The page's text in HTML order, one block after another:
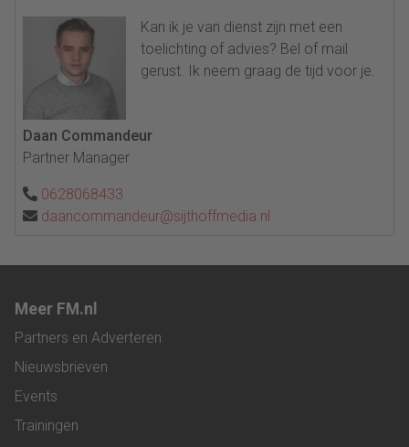
Kan ik je van dienst zijn met een
toelichting of advies? Bel of mail
gerust. Ik neem graag de tijd voor je.
Daan Commandeur
Partner Manager
0628068433
daancommandeur@sijthoffmedia.nl
Meer FM.nl
Partners en Adverteren
Nieuwsbrieven
Events
Trainingen